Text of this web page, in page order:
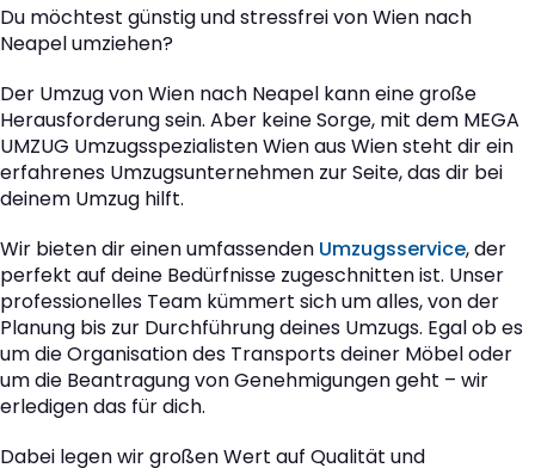
Du möchtest günstig und stressfrei von Wien nach
Neapel umziehen?
Der Umzug von Wien nach Neapel kann eine große
Herausforderung sein. Aber keine Sorge, mit dem MEGA
UMZUG Umzugsspezialisten Wien aus Wien steht dir ein
erfahrenes Umzugsunternehmen zur Seite, das dir bei
deinem Umzug hilft.
Wir bieten dir einen umfassenden Umzugsservice, der
perfekt auf deine Bedürfnisse zugeschnitten ist. Unser
professionelles Team kümmert sich um alles, von der
Planung bis zur Durchführung deines Umzugs. Egal ob es
um die Organisation des Transports deiner Möbel oder
um die Beantragung von Genehmigungen geht – wir
erledigen das für dich.
Dabei legen wir großen Wert auf Qualität und